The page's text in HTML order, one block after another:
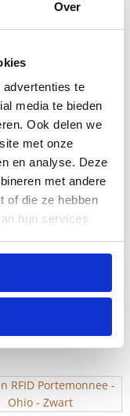
Over
te
media te bieden
Ook delen we
met onze
en analyse. Deze
met andere
of die ze hebben
hun services.
RFID Portemonnee /
– Irwin –
Donkerbruin
19,95
RFID Portemonnee